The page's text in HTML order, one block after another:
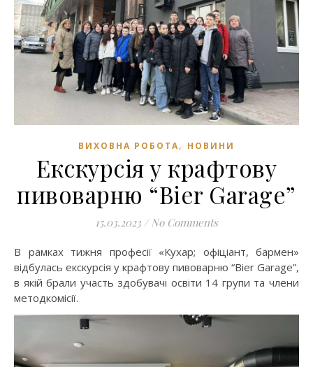
ВИХОВНА РОБОТА, НОВИНИ
Екскурсія у крафтову
пивоварню “Bier Garage”
15.03.2023 / No Comments
В рамках тижня професії «Кухар; офіціант, бармен»
відбулась екскурсія у крафтову пивоварню “Bier Garage”,
в якій брали участь здобувачі освіти 14 групи та члени
методкомісії.